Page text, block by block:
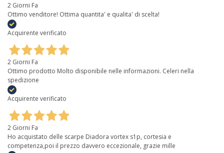
2 Giorni Fa
Ottimo venditore! Ottima quantita' e qualita' di scelta!
Acquirente verificato
2 Giorni Fa
Ottimo prodotto Molto disponibile nelle informazioni. Celeri nella
spedizione
Acquirente verificato
2 Giorni Fa
Ho acquistato delle scarpe Diadora vortex s1p, cortesia e
competenza,poi il prezzo davvero eccezionale, grazie mille